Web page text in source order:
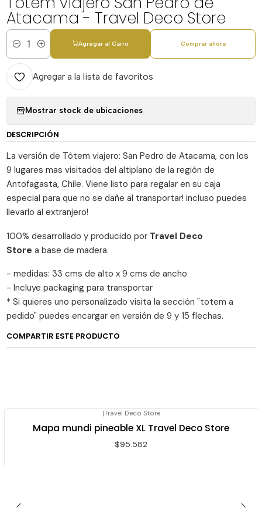
Atacama - Travel Deco Store
Cantidad
Agregar al Carro Comprar ahora
Agregar a la lista de favoritos
Mostrar stock de ubicaciones
DESCRIPCIÓN
La versión de Tótem viajero: San Pedro de Atacama, con los
9 lugares mas visitados del altiplano de la región de
Antofagasta, Chile. Viene listo para regalar en su caja
especial para que no se dañe al transportar! incluso puedes
llevarlo al extranjero!
100% desarrollado y producido por Travel Deco
Store a base de madera.
- medidas: 33 cms de alto x 9 cms de ancho
- Incluye packaging para transportar
* Si quieres uno personalizado visita la sección "totem a
pedido" puedes encargar en versión de 9 y 15 flechas.
COMPARTIR ESTE PRODUCTO
|Travel Deco Store
Mapa mundi pineable XL Travel Deco Store
$95.582